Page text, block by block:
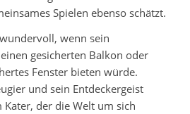
Spielen ebenso schätzt.
wenn sein
gesicherten Balkon oder
Fenster bieten würde.
und sein Entdeckergeist
der die Welt um sich